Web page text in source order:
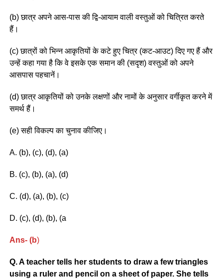
(b) छात्र अपने आस-पास की द्वि-आयाम वाली वस्तुओं को चित्रित करते
हैं।
(c) छात्रों को भिन्न आकृतियों के कटे हुए चित्र (कट-आउट) दिए गए हैं और
उन्हें कहा गया है कि वे इसके एक समान की (सदृश) वस्तुओं को अपने
आसपास पहचानें।
(d) छात्र आकृतियों को उनके लक्षणों और नामों के अनुसार वर्गीकृत करने में
समर्थ हैं।
(e) सही विकल्प का चुनाव कीजिए।
A. (b), (c), (d), (a)
B. (c), (b), (a), (d)
C. (d), (a), (b), (c)
D. (c), (d), (b), (a
Ans- (b)
Q. A teacher tells her students to draw a few triangles
using a ruler and pencil on a sheet of paper. She tells